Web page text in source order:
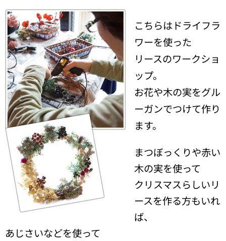
こちらはドライフラ
ワーを使った
リースのワークショ
ップ。
お花や木の実をグル
ーガンでつけて作り
ます。
まつぼっくりや赤い
木の実を使って
クリスマスらしいリ
ースを作る方もいれ
ば、
あじさいなどを使って